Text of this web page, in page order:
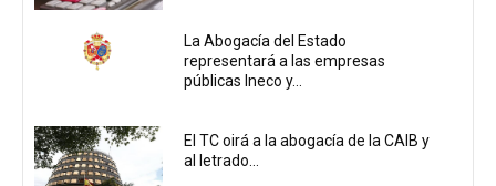
La Abogacía del Estado
representará a las empresas
públicas Ineco y...
El TC oirá a la abogacía de la CAIB y
al letrado...